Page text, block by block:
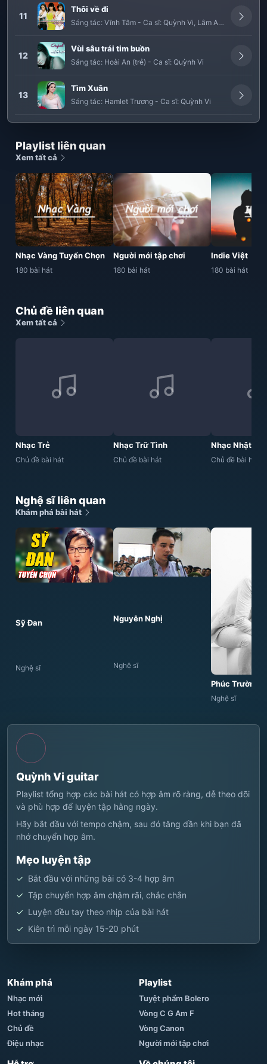
11
Thôi về đi
Sáng tác: Vĩnh Tâm - Ca sĩ: Quỳnh Vi, Lâm Anh
12
Vùi sâu trái tim buồn
Sáng tác: Hoài An (trẻ) - Ca sĩ: Quỳnh Vi
13
Tìm Xuân
Sáng tác: Hamlet Trương - Ca sĩ: Quỳnh Vi
Playlist liên quan
Xem tất cả
Nhạc Vàng Tuyển Chọn
180 bài hát
Người mới tập chơi
180 bài hát
Indie Việt
180 bài hát
Chủ đề liên quan
Xem tất cả
Nhạc Trẻ
Chủ đề bài hát
Nhạc Trữ Tình
Chủ đề bài hát
Nhạc Nhật
Chủ đề bài hát
Nghệ sĩ liên quan
Khám phá bài hát
Sỹ Đan
Nghệ sĩ
Nguyễn Nghị
Nghệ sĩ
Phúc Trường
Nghệ sĩ
Quỳnh Vi guitar
Playlist tổng hợp các bài hát có hợp âm rõ ràng, dễ theo dõi
và phù hợp để luyện tập hằng ngày.
Hãy bắt đầu với tempo chậm, sau đó tăng dần khi bạn đã
nhớ chuyển hợp âm.
Mẹo luyện tập
Bắt đầu với những bài có 3-4 hợp âm
Tập chuyển hợp âm chậm rãi, chắc chắn
Luyện đều tay theo nhịp của bài hát
Kiên trì mỗi ngày 15-20 phút
Khám phá
Nhạc mới
Hot tháng
Chủ đề
Điệu nhạc
Playlist
Tuyệt phẩm Bolero
Vòng C G Am F
Vòng Canon
Người mới tập chơi